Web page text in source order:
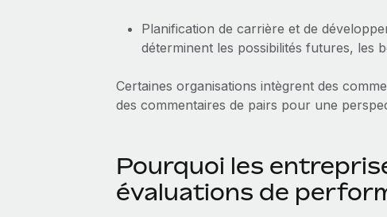
Planification de carrière et de
déterminent les possibilités futures, les
Certaines organisations intègrent des
des commentaires de pairs pour une
Pourquoi les
évaluations de